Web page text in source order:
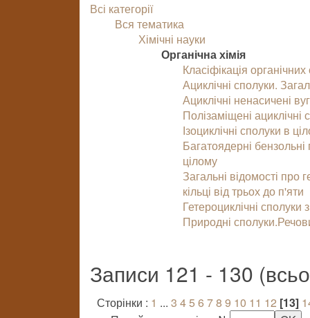
Всі категорії
Вся тематика
Хімічні науки
Органічна хімія
Класіфікація
Ациклічні сполуки.
Ациклічні ненасичені
Полізаміщені ациклічні
Ізоциклічні сполуки в
Багатоядерні бензольні
цілому
Загальні відомості про
кільці від трьох до п'яти
Гетероциклічні
Природні
Записи 121 - 130
Сторінки : 1 ... 3 45 6 78 9 10 11 12 [13]